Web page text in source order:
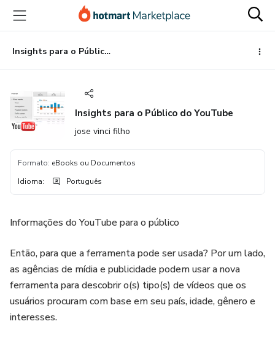
para
conteúdo
principal
para
pagamento
para
rodapé
Insights para o Público do YouTube
Insights para o Público do YouTube
jose vinci filho
Formato: eBooks ou Documentos
Idioma: Português
Informações do YouTube para o público
Então, para que a ferramenta pode ser usada? Por um lado,
as agências de mídia e publicidade podem usar a nova
ferramenta para descobrir o(s) tipo(s) de vídeos que os
usuários procuram com base em seu país, idade, gênero e
interesses.